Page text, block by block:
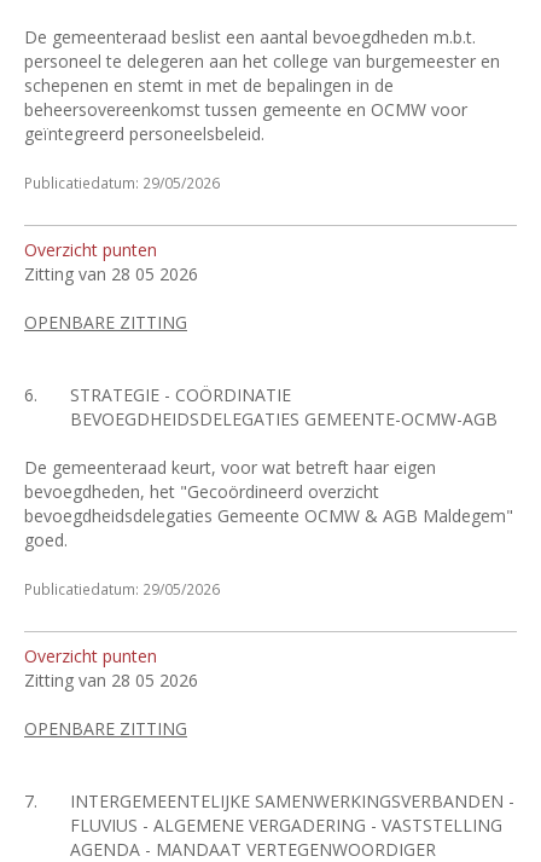
De gemeenteraad beslist een aantal bevoegdheden m.b.t.
personeel te delegeren aan het college van burgemeester en
schepenen en stemt in met de bepalingen in de
beheersovereenkomst tussen gemeente en OCMW voor
geïntegreerd personeelsbeleid.
Publicatiedatum: 29/05/2026
Overzicht punten
Zitting van 28 05 2026
OPENBARE ZITTING
6.
STRATEGIE - COÖRDINATIE
BEVOEGDHEIDSDELEGATIES GEMEENTE-OCMW-AGB
De gemeenteraad keurt, voor wat betreft haar eigen
bevoegdheden, het "Gecoördineerd overzicht
bevoegdheidsdelegaties Gemeente OCMW & AGB Maldegem"
goed.
Publicatiedatum: 29/05/2026
Overzicht punten
Zitting van 28 05 2026
OPENBARE ZITTING
7.
INTERGEMEENTELIJKE SAMENWERKINGSVERBANDEN -
FLUVIUS - ALGEMENE VERGADERING - VASTSTELLING
AGENDA - MANDAAT VERTEGENWOORDIGER